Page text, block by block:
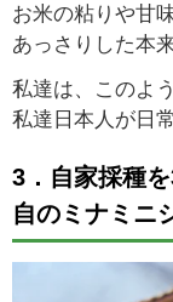
お米の粘りや甘
あっさりした本
私達は、このよ
私達日本人が日
3．自家採種
自のミナミニ